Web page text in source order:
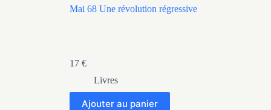
Mai 68 Une révolution régressive
17 €
Livres
Ajouter au panier